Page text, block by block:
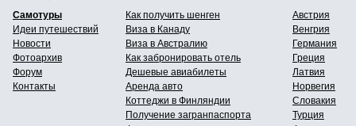
Самотуры
Идеи путешествий
Новости
Фотоархив
Форум
Контакты
Как получить шенген
Виза в Канаду
Виза в Австралию
Как забронировать отель
Дешевые авиабилеты
Аренда авто
Коттеджи в Финляндии
Получение загранпаспорта
Австрия
Венгрия
Германия
Греция
Латвия
Норвегия
Словакия
Турция